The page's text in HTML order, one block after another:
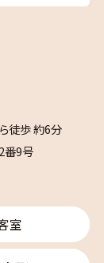
ら徒歩 約6分
番9号
室